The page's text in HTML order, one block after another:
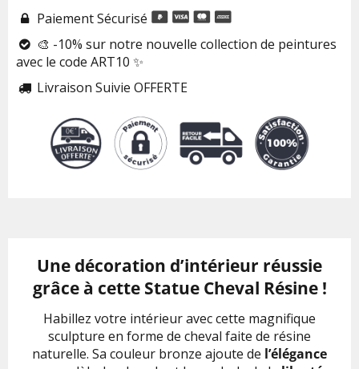
 Paiement Sécurisé

🎨 -10% sur notre nouvelle collection de peintures
avec le code ART10 ✨
 Livraison Suivie OFFERTE
Une décoration d’intérieur réussie
grâce à cette Statue Cheval Résine !
Habillez votre intérieur avec cette magnifique
sculpture en forme de cheval faite de résine
naturelle. Sa couleur bronze ajoute de l’élégance